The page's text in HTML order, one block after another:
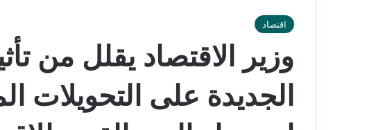
اقتصاد
وزير الاقتصاد يقلل من
الجديدة على التحويلات